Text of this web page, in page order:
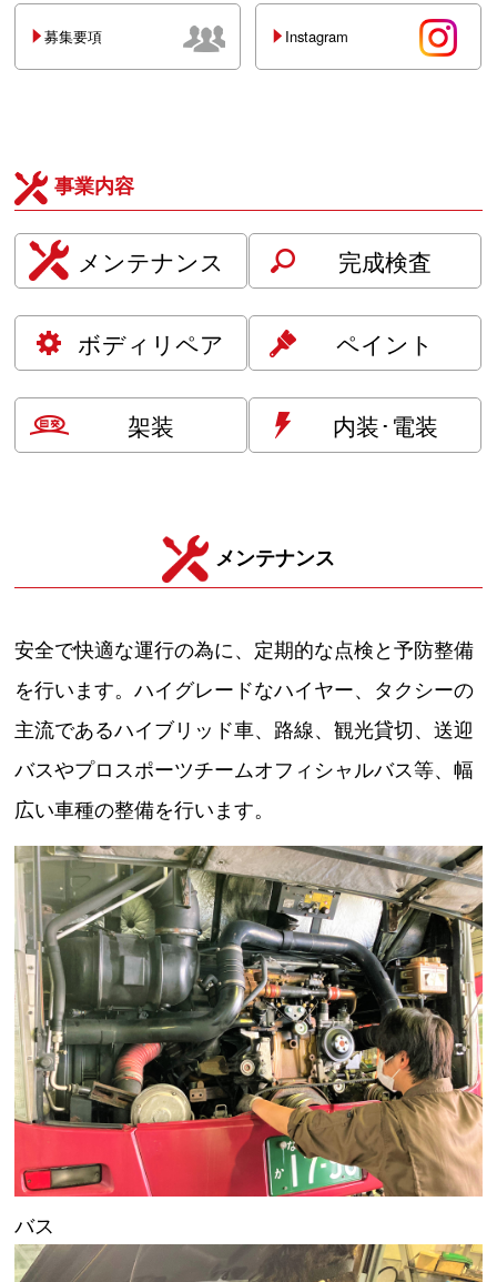
募集要項 Instagram
事業内容
メンテナンス 完成検査
ボディリペア ペイント
架装 内装･電装
メンテナンス
安全で快適な運行の為に、定期的な点検と予防整備
を行います。ハイグレードなハイヤー、タクシーの
主流であるハイブリッド車、路線、観光貸切、送迎
バスやプロスポーツチームオフィシャルバス等、幅
広い車種の整備を行います。
バス